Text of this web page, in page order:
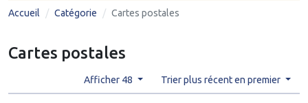
Accueil Catégorie Cartes postales
Cartes postales
Afficher 48 Trier plus récent en premier